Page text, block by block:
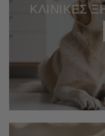
ΚΛΙΝΙΚΕΣ